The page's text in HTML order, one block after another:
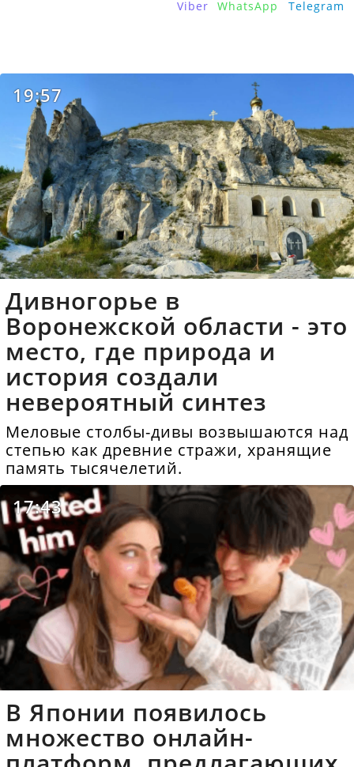
Viber WhatsApp Telegram
19:57
Дивногорье в
Воронежской области - это
место, где природа и
история создали
невероятный синтез
Меловые столбы-дивы возвышаются над
степью как древние стражи, хранящие
память тысячелетий.
17:43
В Японии появилось
множество онлайн-